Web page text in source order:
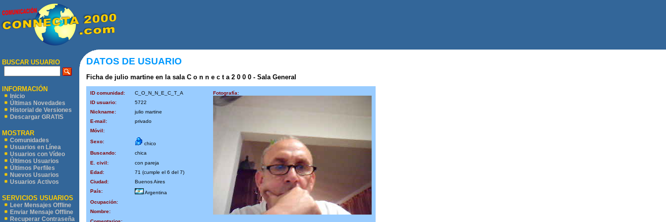
BUSCAR USUARIO
INFORMACIÓN
Inicio
Últimas Novedades
Historial de Versiones
Descargar GRATIS
MOSTRAR
Comunidades
Usuarios en Línea
Usuarios con Vídeo
Últimos Usuarios
Últimos Perfiles
Nuevos Usuarios
Usuarios Activos
SERVICIOS USUARIOS
Leer Mensajes Offline
Enviar Mensaje Offline
Recuperar Contraseña
DATOS DE USUARIO
Ficha de julio martine en la sala C o n n e c t a 2 0 0 0 - Sala General
ID comunidad: C_O_N_N_E_C_T_A
Fotografía:
ID usuario:
5722
Nickname:
julio martine
E-mail:
privado
Móvil:
Sexo:
chico
Buscando:
chica
E. civil:
con pareja
Edad:
71 (cumple el 6 del 7)
Ciudad:
Buenos Aires
País:
Argentina
Ocupación:
Nombre: